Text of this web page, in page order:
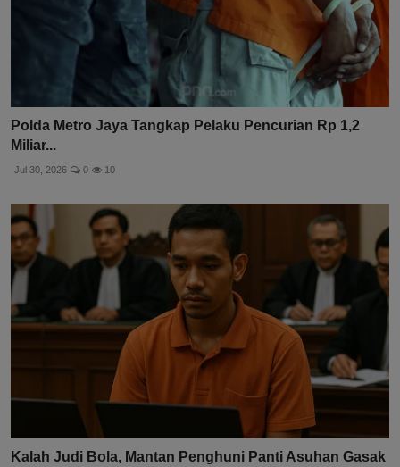
Polda Metro Jaya Tangkap Pelaku Pencurian Rp 1,2
Miliar...
Jul 30, 2026 0 10
Kalah Judi Bola, Mantan Penghuni Panti Asuhan Gasak